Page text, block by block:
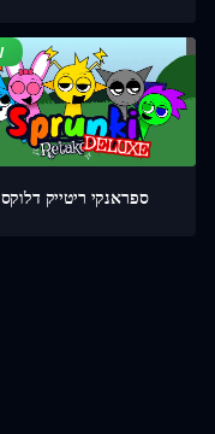
ספראנקי ריטייק דלוקס